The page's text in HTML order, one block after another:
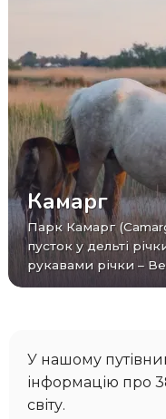
Камарг
Парк Камарг (Camargue) – величезний район боліт і
пусток у дельті
рукавами річки –
У нашому путівнику Ви знайдете детальну
інформацію про
світу.